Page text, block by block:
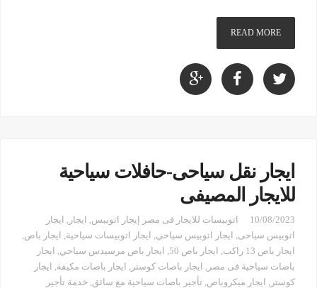
READ MORE
ايجار نقل سياحى-حافلات سياحية
للايجار المصيفى
10/08/2023 اتوبيسات للايجار فى مصر إيجار اتوبيس, ايجار , ايجار
اتوبيس سياحى, ايجار اتوبيس سياحي, ايجار اتوبيسات سياحية, ايجار باص,
ايجار باص 13 راكب
, ايجار باص 50 , ايجار باص مرسيدس سياحي, ايجار
باصات سياحية فى مصر , ايجار باصات كوستر , ايجار باصات مكيفة, ايجار
كوستر , ايجار ميكروباص, تأجير باصات سياحية مع سائق, خدمة تأجير